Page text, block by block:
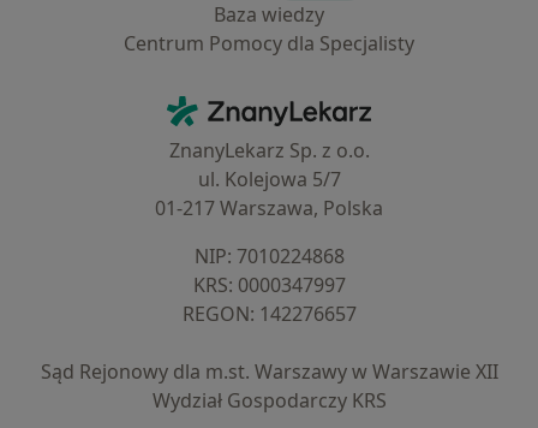
Baza wiedzy
Centrum Pomocy dla Specjalisty
ZnanyLekarz - Strona główna
ZnanyLekarz Sp. z o.o.
ul. Kolejowa 5/7
01-217 Warszawa, Polska
NIP: ⁠7010224868
KRS: ⁠0000347997
REGON: ⁠142276657
Sąd Rejonowy dla m.st. Warszawy w Warszawie XII
Wydział Gospodarczy KRS